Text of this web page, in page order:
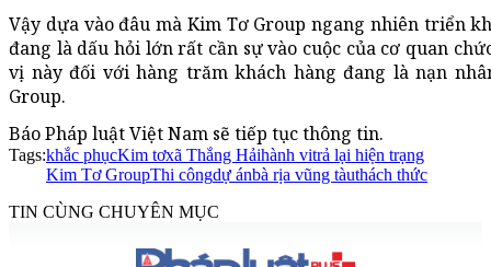
Vậy dựa vào đâu mà Kim Tơ Group ngang nhiên triển
đang là dấu hỏi lớn rất cần sự vào cuộc của cơ quan
vị này đối với hàng trăm khách hàng đang là nạn
Group.
Báo Pháp luật Việt Nam sẽ tiếp tục thông tin.
Tags:khắc phụcKim tơxã Thắng Hảihành vitrả lại hiện trạng
Kim Tơ GroupThi côngdự ánbà rịa vũng tàuthách thức
TIN CÙNG CHUYÊN MỤC